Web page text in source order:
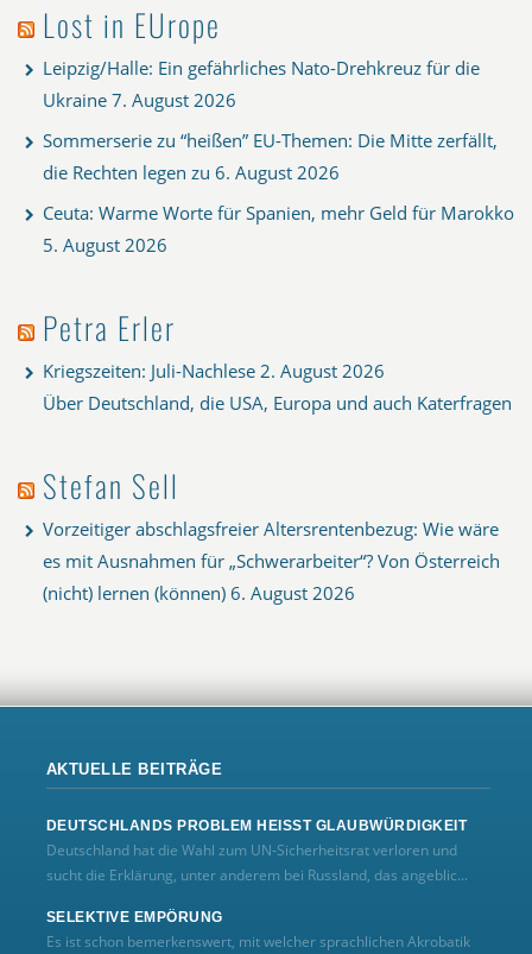
Lost in EUrope
Leipzig/Halle: Ein gefährliches Nato-Drehkreuz für die
Ukraine 7. August 2026
Sommerserie zu “heißen” EU-Themen: Die Mitte zerfällt,
die Rechten legen zu 6. August 2026
Ceuta: Warme Worte für Spanien, mehr Geld für Marokko
5. August 2026
Petra Erler
Kriegszeiten: Juli-Nachlese 2. August 2026
Über Deutschland, die USA, Europa und auch Katerfragen
Stefan Sell
Vorzeitiger abschlagsfreier Altersrentenbezug: Wie wäre
es mit Ausnahmen für „Schwerarbeiter“? Von Österreich
(nicht) lernen (können) 6. August 2026
AKTUELLE BEITRÄGE
DEUTSCHLANDS PROBLEM HEISST GLAUBWÜRDIGKEIT
Deutschland hat die Wahl zum UN‑Sicherheitsrat verloren und
sucht die Erklärung, unter anderem bei Russland, das angeblic...
SELEKTIVE EMPÖRUNG
Es ist schon bemerkenswert, mit welcher sprachlichen Akrobatik